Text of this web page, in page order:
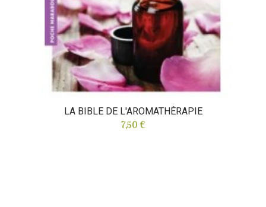
LA BIBLE DE L'AROMATHÉRAPIE
7,50 €